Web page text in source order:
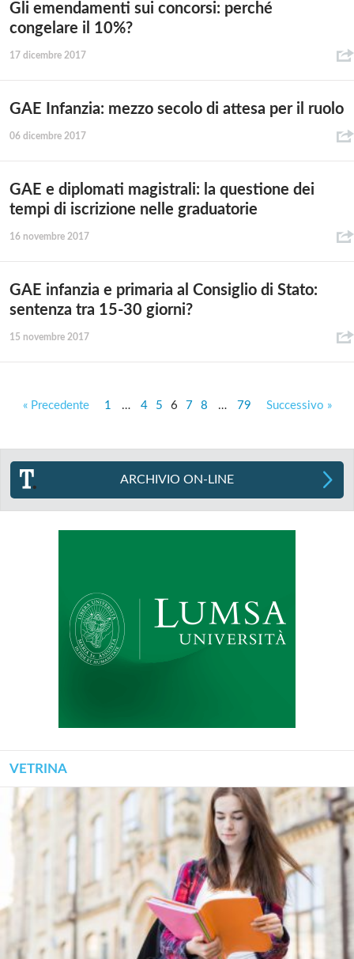
Gli emendamenti sui concorsi: perché
congelare il 10%?
17 dicembre 2017
GAE Infanzia: mezzo secolo di attesa per il ruolo
06 dicembre 2017
GAE e diplomati magistrali: la questione dei
tempi di iscrizione nelle graduatorie
16 novembre 2017
GAE infanzia e primaria al Consiglio di Stato:
sentenza tra 15-30 giorni?
15 novembre 2017
« Precedente 1 … 4 5 6 7 8 … 79 Successivo »
ARCHIVIO ON-LINE
VETRINA